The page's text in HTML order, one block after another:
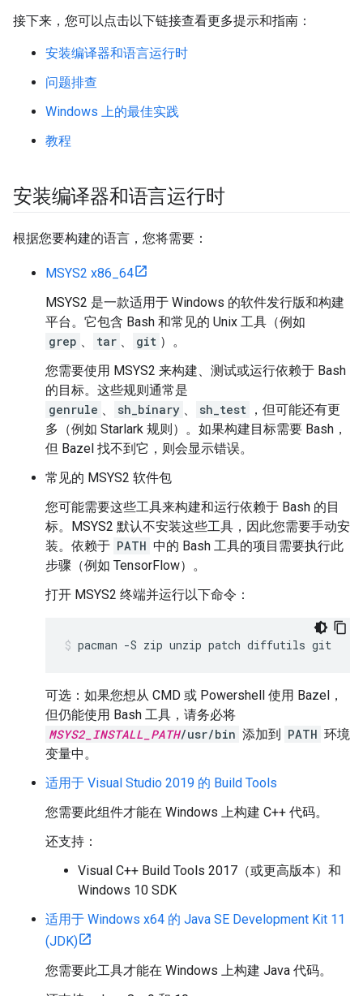
接下来，您可以点击以下链接查看更多提示和指南：
安装编译器和语言运行时
问题排查
Windows 上的最佳实践
教程
安装编译器和语言运行时
根据您要构建的语言，您将需要：
MSYS2 x86_64
MSYS2 是一款适用于 Windows 的软件发行版和构建
平台。它包含 Bash 和常见的 Unix 工具（例如
grep 、 tar 、 git ）。
您需要使用 MSYS2 来构建、测试或运行依赖于 Bash
的目标。这些规则通常是
genrule 、 sh_binary 、 sh_test ，但可能还有更
多（例如 Starlark 规则）。如果构建目标需要 Bash，
但 Bazel 找不到它，则会显示错误。
常见的 MSYS2 软件包
您可能需要这些工具来构建和运行依赖于 Bash 的目
标。MSYS2 默认不安装这些工具，因此您需要手动安
装。依赖于 PATH 中的 Bash 工具的项目需要执行此
步骤（例如 TensorFlow）。
打开 MSYS2 终端并运行以下命令：
pacman -S zip unzip patch diffutils git
可选：如果您想从 CMD 或 Powershell 使用 Bazel，
但仍能使用 Bash 工具，请务必将
MSYS2_INSTALL_PATH/usr/bin 添加到 PATH 环境
变量中。
适用于 Visual Studio 2019 的 Build Tools
您需要此组件才能在 Windows 上构建 C++ 代码。
还支持：
Visual C++ Build Tools 2017（或更高版本）和
Windows 10 SDK
适用于 Windows x64 的 Java SE Development Kit 11
(JDK)
您需要此工具才能在 Windows 上构建 Java 代码。